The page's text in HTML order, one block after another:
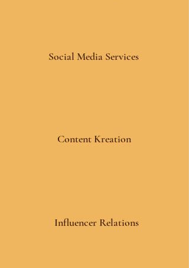
Social Media Services
Content Kreation
Influencer Relations